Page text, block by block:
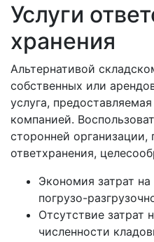
Услуги
хранения
Альтернативой
собственных или
услуга,
компанией.
сторонней
ответхранения,
Экономия затрат
погрузо-
Отсутствие затрат
численности